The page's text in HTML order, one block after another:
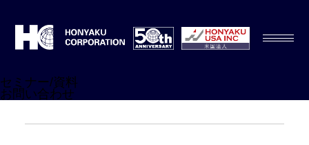
セミナー/資料
お問い合わせ